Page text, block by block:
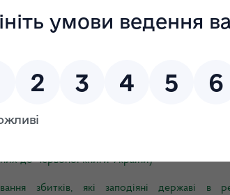
законодавства про природно-
завданих унаслідок порушення
до Червоної книги України)
збитків, які заподіяні державі в